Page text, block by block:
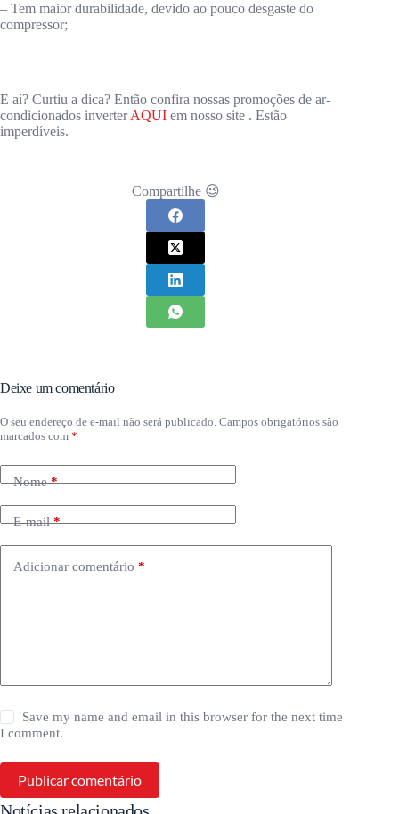
– Tem maior durabilidade, devido ao pouco desgaste do
compressor;
E aí? Curtiu a dica? Então confira nossas promoções de ar-
condicionados inverterAQUI em nosso site . Estão
imperdíveis.
Compartilhe 😉
Deixe um comentário
O seu endereço de e-mail não será publicado. Campos obrigatórios são
marcados com *
Nome*
E-mail*
Adicionar comentário *
Save my name and email in this browser for the next time
I comment.
Publicar comentário